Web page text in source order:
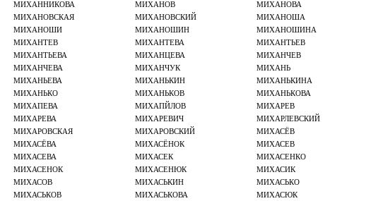
МИХАННИКОВА
МИХАНОВ
МИХАНОВА
МИХАНОВСКАЯ
МИХАНОВСКИЙ
МИХАНОША
МИХАНОШИ
МИХАНОШИН
МИХАНОШИНА
МИХАНТЕВ
МИХАНТЕВА
МИХАНТЬЕВ
МИХАНТЬЕВА
МИХАНЦЕВА
МИХАНЧЕВ
МИХАНЧЕВА
МИХАНЧУК
МИХАНЬ
МИХАНЬЕВА
МИХАНЬКИН
МИХАНЬКИНА
МИХАНЬКО
МИХАНЬКОВ
МИХАНЬКОВА
МИХАПЕВА
МИХАПЙЛОВ
МИХАРЕВ
МИХАРЕВА
МИХАРЕВИЧ
МИХАРЛЕВСКИЙ
МИХАРОВСКАЯ
МИХАРОВСКИЙ
МИХАСЁВ
МИХАСЁВА
МИХАСЁНОК
МИХАСЕВ
МИХАСЕВА
МИХАСЕК
МИХАСЕНКО
МИХАСЕНОК
МИХАСЕНЮК
МИХАСИК
МИХАСОВ
МИХАСЬКИН
МИХАСЬКО
МИХАСЬКОВ
МИХАСЬКОВА
МИХАСЮК